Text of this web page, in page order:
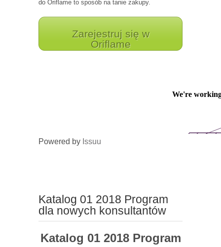
do Oriflame to sposób na tanie zakupy.
Zarejestruj się w
Oriflame
Powered by Issuu
Katalog 01 2018 Program
dla nowych konsultantów
Katalog 01 2018 Program